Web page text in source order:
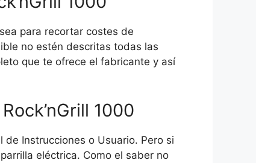
para recortar costes de
no estén descritas todas las
que te ofrece el fabricante y así
1000
Instrucciones o Usuario. Pero si
eléctrica. Como el saber no